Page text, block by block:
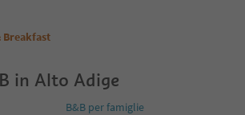
Breakfast
in Alto Adige
B&B per famiglie